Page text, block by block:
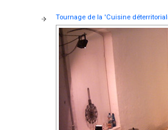
Tournage de la 'Cuisine